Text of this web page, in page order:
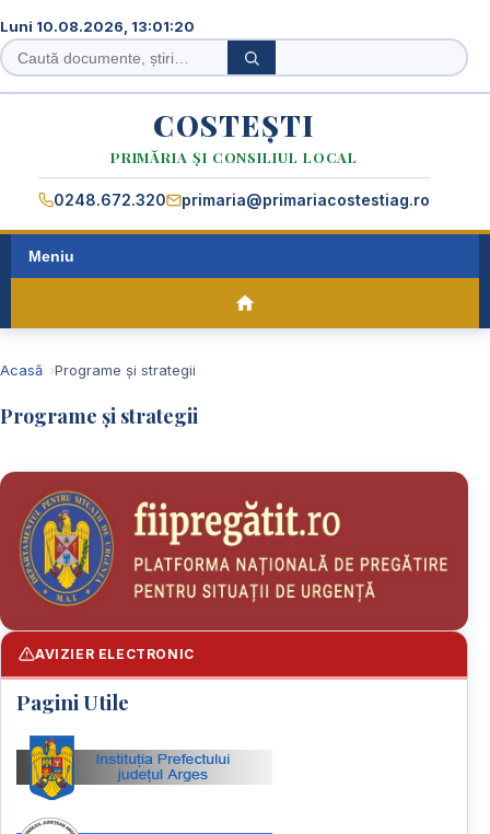
Luni 10.08.2026, 13:01:20
Caută
în
Caută
COSTEȘTI
PRIMĂRIA ȘI CONSILIUL LOCAL
0248.672.320 primaria@primariacostestiag.ro
Meniu
Acasă Programe și strategii
Programe și strategii
AVIZIER ELECTRONIC
Pagini Utile